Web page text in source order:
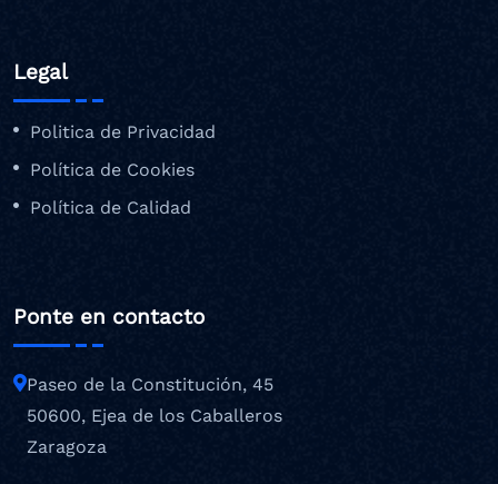
Legal
Politica de Privacidad
Política de Cookies
Política de Calidad
Ponte en contacto
Paseo de la Constitución, 45
50600, Ejea de los Caballeros
Zaragoza